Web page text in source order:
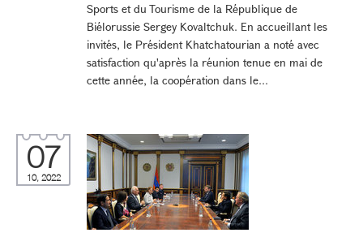
Sports et du Tourisme de la République de
Biélorussie Sergey Kovaltchuk. En accueillant les
invités, le Président Khatchatourian a noté avec
satisfaction qu'après la réunion tenue en mai de
cette année, la coopération dans le...
07
10, 2022